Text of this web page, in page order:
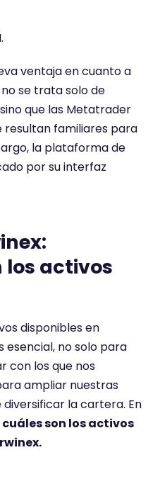
ventaja en cuanto a
se trata solo de
que las Metatrader
resultan familiares para
la plataforma de
por su interfaz
los activos
disponibles en
esencial, no solo para
con los que nos
ampliar nuestras
la cartera. En
cuáles son los activos